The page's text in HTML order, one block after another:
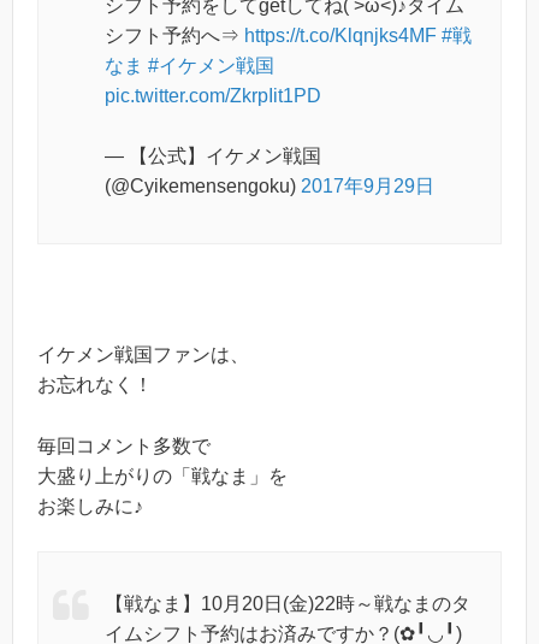
シフト予約をしてgetしてね( >ω<)♪タイム
シフト予約へ⇒ https://t.co/Klqnjks4MF #戦
なま #イケメン戦国
pic.twitter.com/ZkrpIit1PD
— 【公式】イケメン戦国
(@Cyikemensengoku) 2017年9月29日
イケメン戦国ファンは、
お忘れなく！
毎回コメント多数で
大盛り上がりの「戦なま」を
お楽しみに♪
【戦なま】10月20日(金)22時～戦なまのタ
イムシフト予約はお済みですか？(✿╹◡╹)